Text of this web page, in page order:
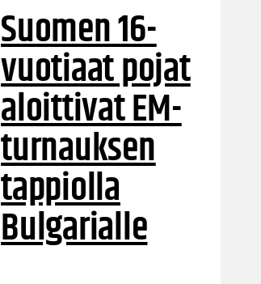
Suomen 16-
vuotiaat pojat
aloittivat EM-
turnauksen
tappiolla
Bulgarialle